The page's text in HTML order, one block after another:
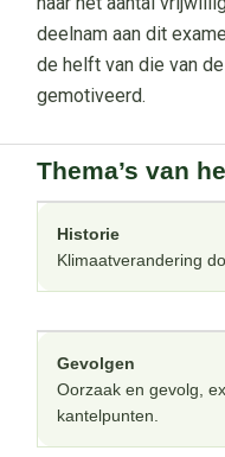
deelnam aan dit
de helft van die van
gemotiveerd.
Thema’s van
Historie
Klimaatverandering
Gevolgen
Oorzaak en gevolg,
kantelpunten.